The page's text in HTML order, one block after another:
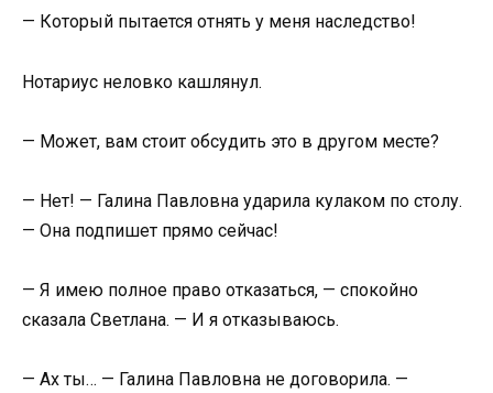
— Который пытается отнять у меня наследство!
Нотариус неловко кашлянул.
— Может, вам стоит обсудить это в другом месте?
— Нет! — Галина Павловна ударила кулаком по столу.
— Она подпишет прямо сейчас!
— Я имею полное право отказаться, — спокойно
сказала Светлана. — И я отказываюсь.
— Ах ты… — Галина Павловна не договорила. —